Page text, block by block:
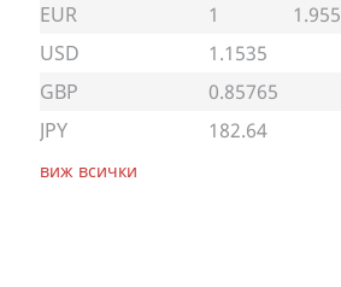
EUR 1
1.955
USD
1.1535
GBP
0.85765
JPY
182.64
виж всички